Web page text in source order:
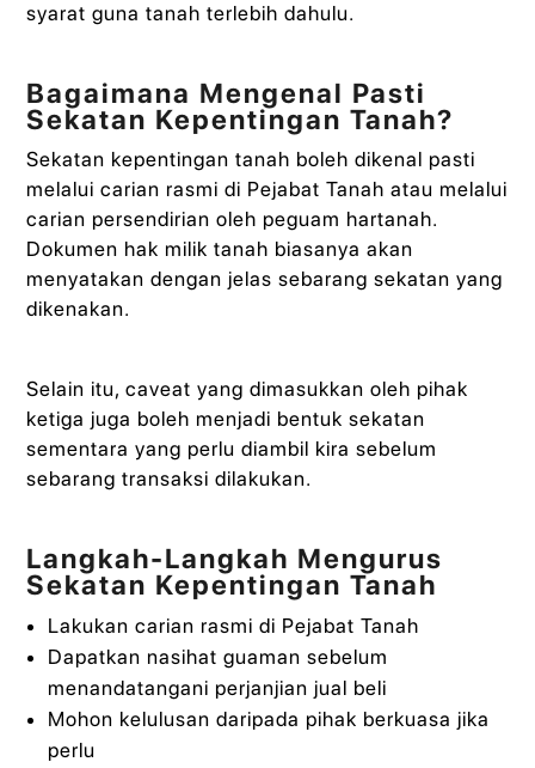
syarat guna tanah terlebih dahulu.
Bagaimana Mengenal Pasti
Sekatan Kepentingan Tanah?
Sekatan kepentingan tanah boleh dikenal pasti
melalui carian rasmi di Pejabat Tanah atau melalui
carian persendirian oleh peguam hartanah.
Dokumen hak milik tanah biasanya akan
menyatakan dengan jelas sebarang sekatan yang
dikenakan.
Selain itu, caveat yang dimasukkan oleh pihak
ketiga juga boleh menjadi bentuk sekatan
sementara yang perlu diambil kira sebelum
sebarang transaksi dilakukan.
Langkah-Langkah Mengurus
Sekatan Kepentingan Tanah
Lakukan carian rasmi di Pejabat Tanah
Dapatkan nasihat guaman sebelum
menandatangani perjanjian jual beli
Mohon kelulusan daripada pihak berkuasa jika
perlu